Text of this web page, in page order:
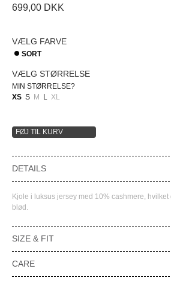
699,00 DKK
VÆLG FARVE
SORT
VÆLG STØRRELSE
MIN STØRRELSE?
XS S M L XL
FØJ TIL KURV
DETAILS
Kjole i luksus jersey med 10% cashmere,
blød.
SIZE & FIT
CARE